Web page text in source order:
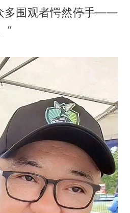
多围观者愕然停手——
”